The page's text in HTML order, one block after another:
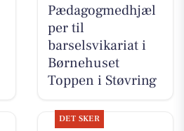
Pædagogmedhjæl
per til
barselsvikariat i
Børnehuset
Toppen i Støvring
DET SKER